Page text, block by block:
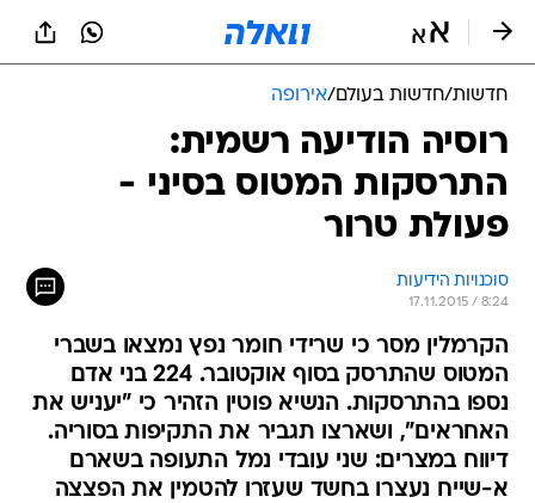
חדשות/חדשות בעולם/אירופה
רוסיה הודיעה רשמית:
התרסקות המטוס בסיני -
פעולת טרור
סוכנויות הידיעות
17.11.2015 / 8:24
הקרמלין מסר כי שרידי חומר נפץ נמצאו בשברי
המטוס שהתרסק בסוף אוקטובר. 224 בני אדם
נספו בהתרסקות. הנשיא פוטין הזהיר כי "יעניש את
האחראים", ושארצו תגביר את התקיפות בסוריה.
דיווח במצרים: שני עובדי נמל התעופה בשארם
א-שייח נעצרו בחשד שעזרו להטמין את הפצצה